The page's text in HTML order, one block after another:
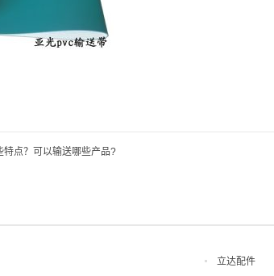
特点？可以输送哪些产品?
立达配件